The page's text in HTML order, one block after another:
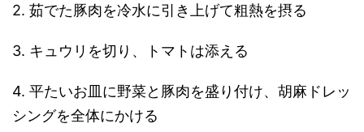
2. 茹でた豚肉を冷水に引き上げて粗熱を摂る
3. キュウリを切り、トマトは添える
4. 平たいお皿に野菜と豚肉を盛り付け、胡麻ドレッ
シングを全体にかける